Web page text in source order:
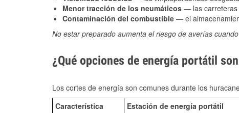
Menor tracción de los neumáticos — las carreteras
Contaminación del combustible — el
No estar preparado aumenta el riesgo de averías
¿Qué opciones de energía portátil
Los cortes de energía son comunes durante los
Característica
Estación de energía portátil